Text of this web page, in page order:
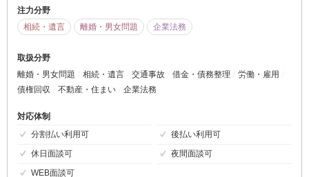
注力分野
相続・遺言
離婚・男女問題 企業法務
取扱分野
離婚・男女問題
相続・遺言 交通事故 借金・債務整理
労働・雇用
債権回収
不動産・住まい 企業法務
対応体制
分割払い利用可
後払い利用可
休日面談可
夜間面談可
WEB面談可